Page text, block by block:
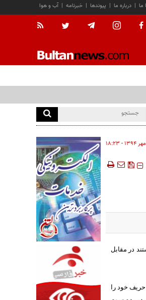
آب و هوا | خبرنامه | پیوندها | درباره ما | ما
در مقابل
به خودی ویتنامی ها در دقیقه 56 و بونماتان در دقیقه 70 توانستند حریف خود را